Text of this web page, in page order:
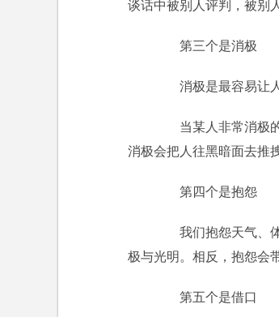
谈话中被别人评判，被别
第三个是消极
消极是最容易让人
当某人非常消极的
消极会把人往黑暗面去推
第四个是抱怨
我们抱怨天气、体
极与光明。相反，抱怨会
第五个是借口